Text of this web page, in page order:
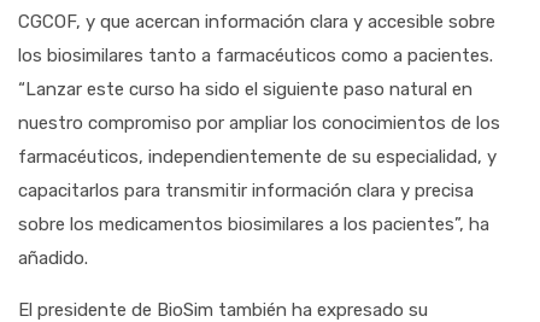
CGCOF, y que acercan información clara y accesible sobre
los biosimilares tanto a farmacéuticos como a pacientes.
“Lanzar este curso ha sido el siguiente paso natural en
nuestro compromiso por ampliar los conocimientos de los
farmacéuticos, independientemente de su especialidad, y
capacitarlos para transmitir información clara y precisa
sobre los medicamentos biosimilares a los pacientes”, ha
añadido.
El presidente de BioSim también ha expresado su